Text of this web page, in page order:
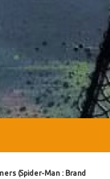
(Spider-Man : Brand